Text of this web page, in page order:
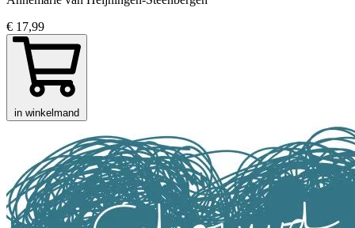
€ 17,99
in winkelmand